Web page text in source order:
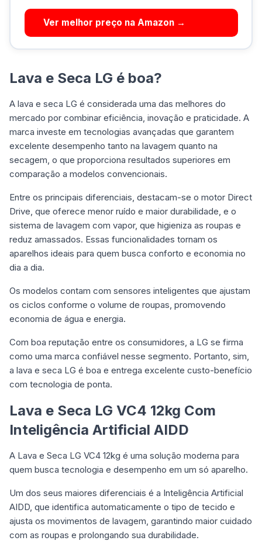
Ver melhor preço na Amazon →
Lava e Seca LG é boa?
A lava e seca LG é considerada uma das melhores do
mercado por combinar eficiência, inovação e praticidade. A
marca investe em tecnologias avançadas que garantem
excelente desempenho tanto na lavagem quanto na
secagem, o que proporciona resultados superiores em
comparação a modelos convencionais.
Entre os principais diferenciais, destacam-se o motor Direct
Drive, que oferece menor ruído e maior durabilidade, e o
sistema de lavagem com vapor, que higieniza as roupas e
reduz amassados. Essas funcionalidades tornam os
aparelhos ideais para quem busca conforto e economia no
dia a dia.
Os modelos contam com sensores inteligentes que ajustam
os ciclos conforme o volume de roupas, promovendo
economia de água e energia.
Com boa reputação entre os consumidores, a LG se firma
como uma marca confiável nesse segmento. Portanto, sim,
a lava e seca LG é boa e entrega excelente custo-benefício
com tecnologia de ponta.
Lava e Seca LG VC4 12kg Com
Inteligência Artificial AIDD
A Lava e Seca LG VC4 12kg é uma solução moderna para
quem busca tecnologia e desempenho em um só aparelho.
Um dos seus maiores diferenciais é a Inteligência Artificial
AIDD, que identifica automaticamente o tipo de tecido e
ajusta os movimentos de lavagem, garantindo maior cuidado
com as roupas e prolongando sua durabilidade.